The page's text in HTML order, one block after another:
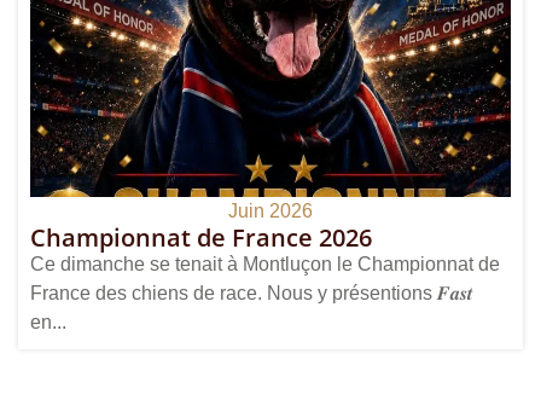
Juin 2026
Championnat de France 2026
Ce dimanche se tenait à Montluçon le Championnat de
France des chiens de race. Nous y présentions 𝑭𝒂𝒔𝒕
en...